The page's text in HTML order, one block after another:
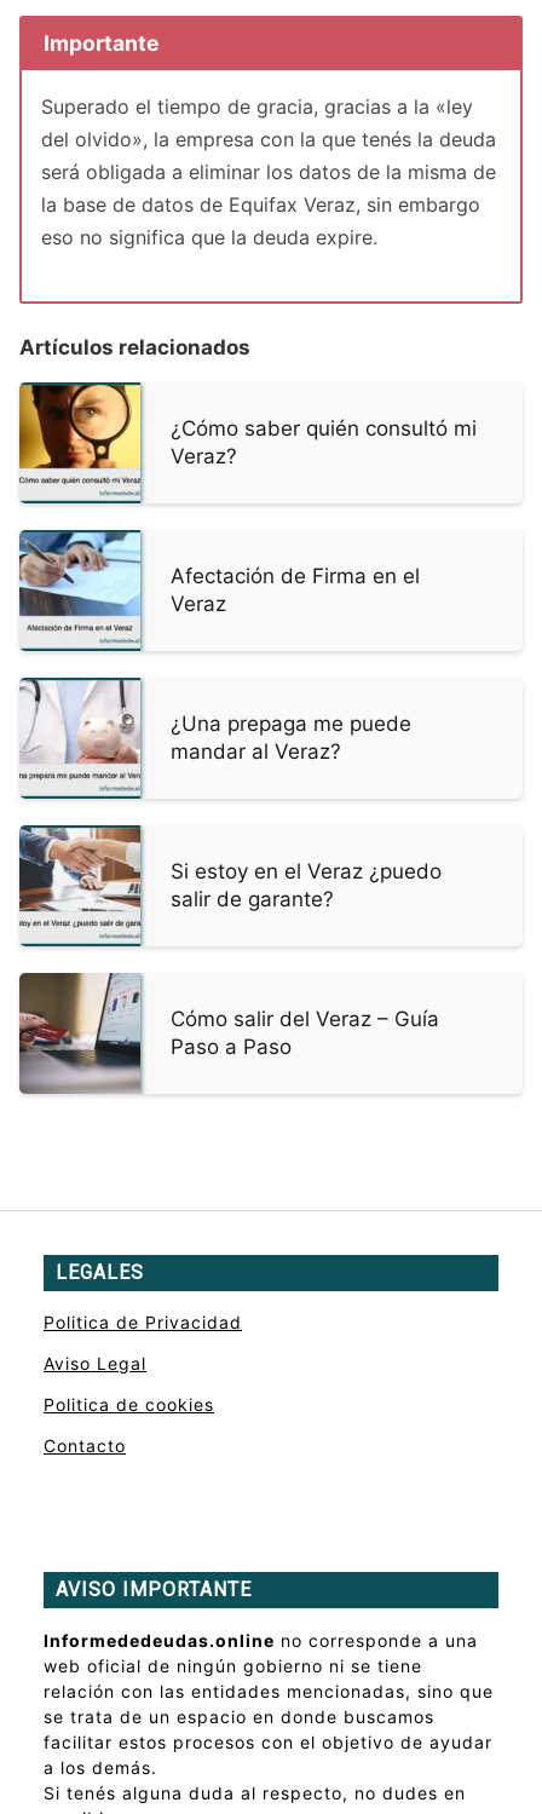
Importante
Superado el tiempo de gracia, gracias a la «ley
del olvido», la empresa con la que tenés la deuda
será obligada a eliminar los datos de la misma de
la base de datos de Equifax Veraz, sin embargo
eso no significa que la deuda expire.
Artículos relacionados
¿Cómo saber quién consultó mi
Veraz?
Afectación de Firma en el
Veraz
¿Una prepaga me puede
mandar al Veraz?
Si estoy en el Veraz ¿puedo
salir de garante?
Cómo salir del Veraz – Guía
Paso a Paso
LEGALES
Politica de Privacidad
Aviso Legal
Politica de cookies
Contacto
AVISO IMPORTANTE
Informededeudas.online no corresponde a una
web oficial de ningún gobierno ni se tiene
relación con las entidades mencionadas, sino que
se trata de un espacio en donde buscamos
facilitar estos procesos con el objetivo de ayudar
a los demás.
Si tenés alguna duda al respecto, no dudes en